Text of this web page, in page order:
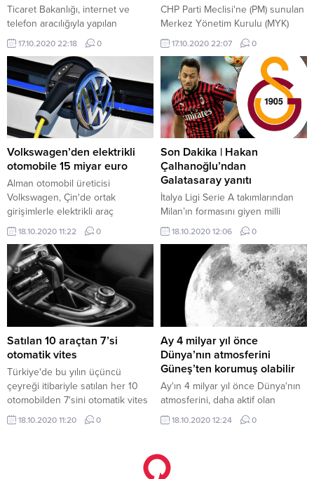
Ticaret Bakanlığı, internet ve
telefon aracılığıyla yapılan
mesafeli satışlara ilişkin 2014 ile
2020 Ekim ayı arasındaki
dönemde 75 şirket nezdinde
denetim yapıldığı, tespit edilen
aykırılıklar için toplam 216 milyon
68 bin 467,08 TL idari para cezası
uygulandığı belirtildi. Bakanlıktan
yapılan yazılı açıklamada,
teknolojide yaşanan gelişmeler
ile tüketicilerin geleneksel
yöntemler yerine uzaktan...
17.10.2020 22:18 0
CHP Parti Meclisi'ne (PM) sunulan
Merkez Yönetim Kurulu (MYK)
raporunda, Genel Başkan Kemal
Kılıçdaroğlu'nun "Sorunlar çok
ama hiçbiri çözümsüz değil.
Kurultayımızda açıkladığımız 2.
Yüzyıla Çağrı Beyannamemizde
ortaya koyduğumuz reform
adımları ile bunu hep birlikte
başarmak için mücadele
veriyoruz" ifadeleri yer aldı. CHP
PM, Genel Başkan Kılıçdaroğlu
başkanlığında parti genel
merkezinde...
17.10.2020 22:07 0
Volkswagen’den elektrikli
otomobile 15 miyar euro
Alman otomobil üreticisi
Volkswagen, Çin'de ortak
girişimlerle elektrikli araç
üretimine 15 milyar euro yatırım
yapacağını duyurdu.
18.10.2020 11:22 0
Son Dakika | Hakan
Çalhanoğlu’ndan
Galatasaray yanıtı
İtalya Ligi Serie A takımlarından
Milan’ın formasını giyen milli
futbolcumuz Hakan Çalhanoğlu,
Galatasaray için Beyaz TV’ye
konuştu. “BURADA GOL ATTIĞIM
İÇİN MUTLUYUM” A Milli
Takımımız ile Türk Telekom
Stadyumu’nda oynamanın ve gol
atmanın heyecan verdiğini dile
getiren ve Sarı-kırmızılı takıma
transferi için açıklamalarda
bulunan yıldız futbolcu, “Bir
futbolcu için heyecan...
18.10.2020 12:06 0
Satılan 10 araçtan 7’si
otomatik vites
Türkiye'de bu yılın üçüncü
çeyreği itibariyle satılan her 10
otomobilden 7'sini otomatik vites
araçlar oluşturdu.
18.10.2020 11:20 0
Ay 4 milyar yıl önce
Dünya’nın atmosferini
Güneş’ten korumuş olabilir
Ay'ın 4 milyar yıl önce Dünya'nın
atmosferini, daha aktif olan
Güneş'ten korumuş olabileceği
bildirildi.
18.10.2020 12:24 0